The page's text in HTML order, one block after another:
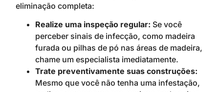
eliminação completa:
Realize uma inspeção regular: Se você
perceber sinais de infecção, como madeira
furada ou pilhas de pó nas áreas de madeira,
chame um especialista imediatamente.
Trate preventivamente suas construções:
Mesmo que você não tenha uma infestação,